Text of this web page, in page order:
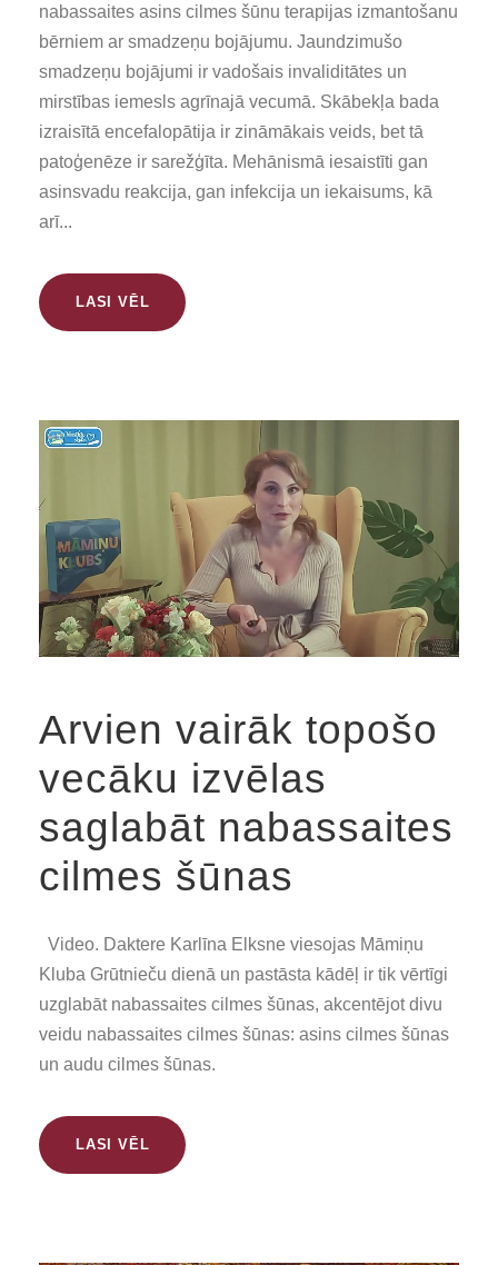
nabassaites asins cilmes šūnu terapijas izmantošanu
bērniem ar smadzeņu bojājumu. Jaundzimušo
smadzeņu bojājumi ir vadošais invaliditātes un
mirstības iemesls agrīnajā vecumā. Skābekļa bada
izraisītā encefalopātija ir zināmākais veids, bet tā
patoģenēze ir sarežģīta. Mehānismā iesaistīti gan
asinsvadu reakcija, gan infekcija un iekaisums, kā
arī...
LASI VĒL
Arvien vairāk topošo
vecāku izvēlas
saglabāt nabassaites
cilmes šūnas
Video. Daktere Karlīna Elksne viesojas Māmiņu
Kluba Grūtnieču dienā un pastāsta kādēļ ir tik vērtīgi
uzglabāt nabassaites cilmes šūnas, akcentējot divu
veidu nabassaites cilmes šūnas: asins cilmes šūnas
un audu cilmes šūnas.
LASI VĒL